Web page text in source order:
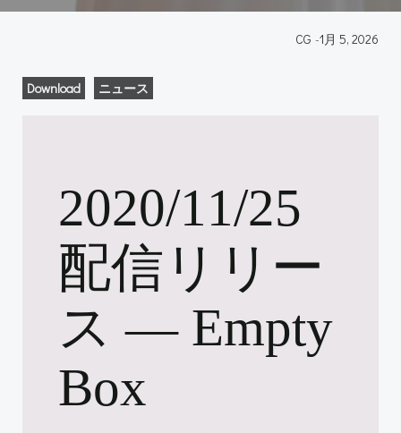
CG -1月 5, 2026
Download ニュース
2020/11/25
配信リリー
ス ― Empty
Box